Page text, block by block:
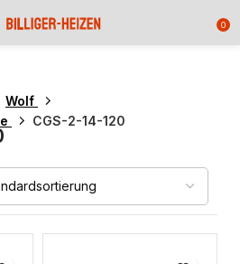
0
Wolf
CGS-2-14-120